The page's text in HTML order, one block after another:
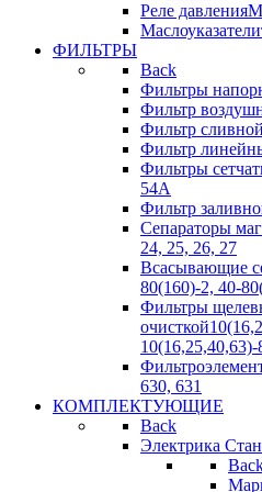
Реле давления
Маслоуказатели
ФИЛЬТРЫ
Back
Фильтры
Фильтр
Фильтр сливной
Фильтр
Фильтры
54А
Фильтр
Сепараторы
24, 25, 26, 27
Всасывающие
80(160)-2, 40-
Фильтры
очисткой
10(16,25,40,63)-
630, 631
КОМПЛЕКТУЮЩИЕ
Back
Электрика